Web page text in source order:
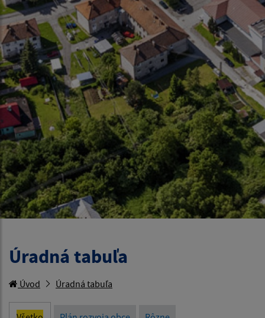
Úradná tabuľa
Úvod Úradná tabuľa